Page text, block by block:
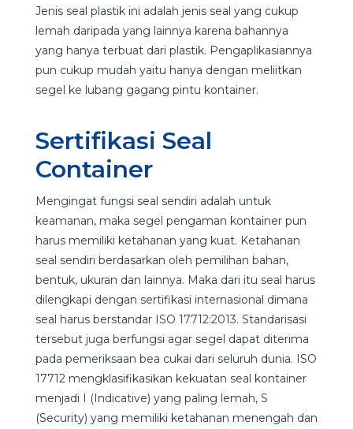
Jenis seal plastik ini adalah jenis seal yang cukup
lemah daripada yang lainnya karena bahannya
yang hanya terbuat dari plastik. Pengaplikasiannya
pun cukup mudah yaitu hanya dengan meliitkan
segel ke lubang gagang pintu kontainer.
Sertifikasi Seal
Container
Mengingat fungsi seal sendiri adalah untuk
keamanan, maka segel pengaman kontainer pun
harus memiliki ketahanan yang kuat. Ketahanan
seal sendiri berdasarkan oleh pemilihan bahan,
bentuk, ukuran dan lainnya. Maka dari itu seal harus
dilengkapi dengan sertifikasi internasional dimana
seal harus berstandar ISO 17712:2013. Standarisasi
tersebut juga berfungsi agar segel dapat diterima
pada pemeriksaan bea cukai dari seluruh dunia. ISO
17712 mengklasifikasikan kekuatan seal kontainer
menjadi I (Indicative) yang paling lemah, S
(Security) yang memiliki ketahanan menengah dan